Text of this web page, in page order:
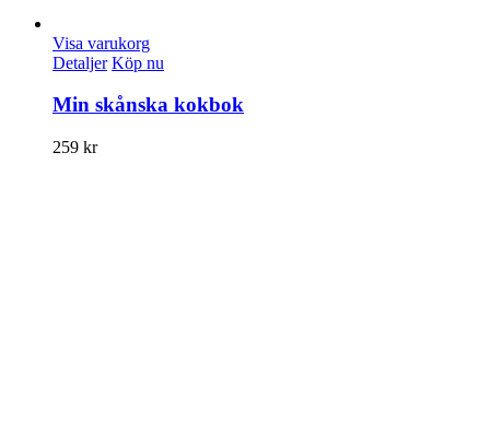
Visa varukorg
Detaljer Köp nu
Min skånska kokbok
259 kr